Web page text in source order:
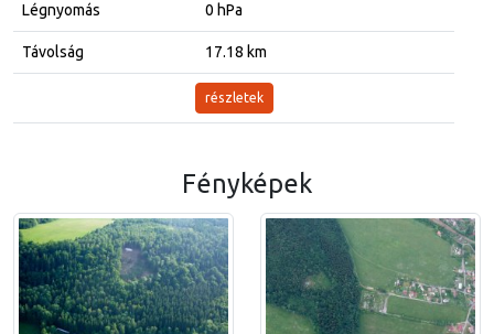
Légnyomás 0 hPa
Távolság 17.18 km
részletek
Fényképek